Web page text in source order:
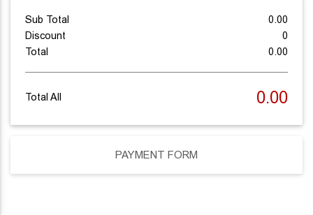
Sub Total
0.00
Discount
0
Total
0.00
Total All 0.00
PAYMENT FORM